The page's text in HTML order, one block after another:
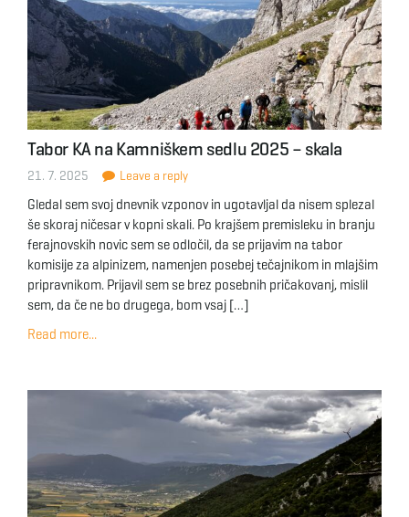
o
n
Tabor KA na Kamniškem sedlu 2025 – skala
21. 7. 2025 Leave a reply
Gledal sem svoj dnevnik vzponov in ugotavljal da nisem splezal
še skoraj ničesar v kopni skali. Po krajšem premisleku in branju
ferajnovskih novic sem se odločil, da se prijavim na tabor
komisije za alpinizem, namenjen posebej tečajnikom in mlajšim
pripravnikom. Prijavil sem se brez posebnih pričakovanj, mislil
sem, da če ne bo drugega, bom vsaj […]
Read more...